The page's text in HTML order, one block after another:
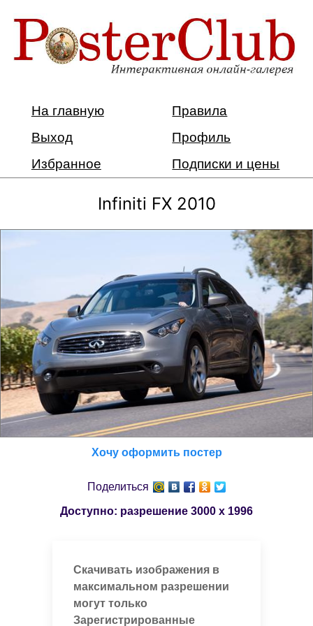
На главную
Правила
Выход
Профиль
Избранное
Подписки и цены
Infiniti FX 2010
Хочу оформить постер
Поделиться
Доступно: разрешение 3000 x 1996
Скачивать изображения в
максимальном разрешении
могут только
Зарегистрированные